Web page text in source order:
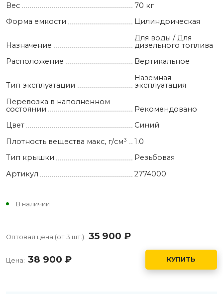
Вес
70 кг
Форма емкости
Цилиндрическая
Назначение
Для воды / Для
дизельного топлива
Расположение
Вертикальное
Тип эксплуатации
Наземная
эксплуатация
Перевозка в наполненном
состоянии
Рекомендовано
Цвет
Синий
Плотность вещества макс, г/см³
1.0
Тип крышки
Резьбовая
Артикул
2774000
В наличии
Оптовая цена (от 3 шт.): 35 900
Цена: 38 900 КУПИТЬ